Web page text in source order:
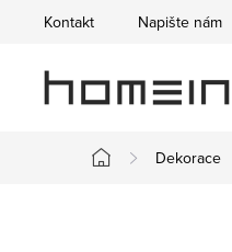
obsah
Kontakt Napište nám
Domů
Dekorace